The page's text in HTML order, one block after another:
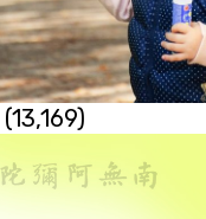
(13,169)